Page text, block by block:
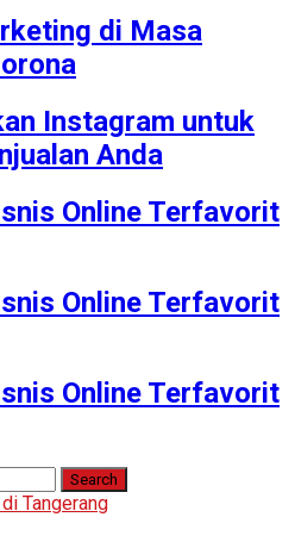
di Masa
Instagram untuk
Anda
Online Terfavorit
Online Terfavorit
Online Terfavorit